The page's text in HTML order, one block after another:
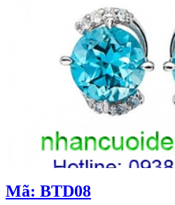
Mã: BTD08